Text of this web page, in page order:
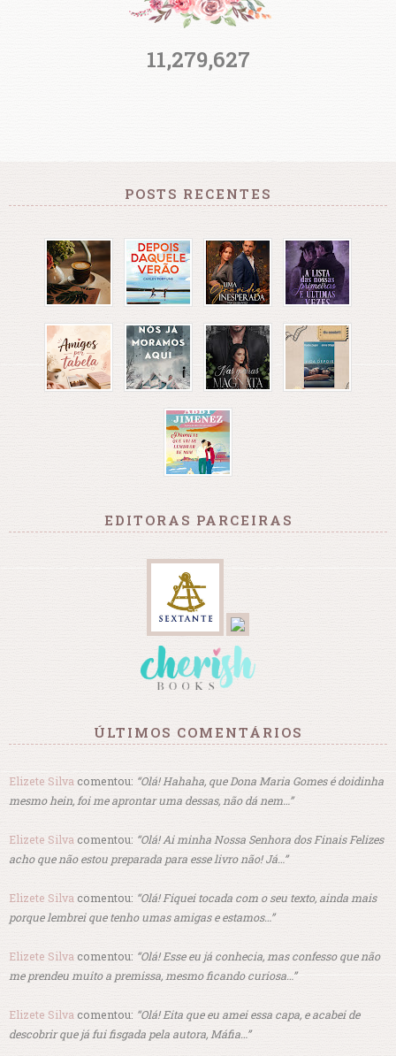
11,279,627
POSTS RECENTES
EDITORAS PARCEIRAS
ÚLTIMOS COMENTÁRIOS
Elizete Silva comentou: “Olá! Hahaha, que Dona Maria Gomes é doidinha
mesmo hein, foi me aprontar uma dessas, não dá nem…”
Elizete Silva comentou: “Olá! Ai minha Nossa Senhora dos Finais Felizes
acho que não estou preparada para esse livro não! Já…”
Elizete Silva comentou: “Olá! Fiquei tocada com o seu texto, ainda mais
porque lembrei que tenho umas amigas e estamos…”
Elizete Silva comentou: “Olá! Esse eu já conhecia, mas confesso que não
me prendeu muito a premissa, mesmo ficando curiosa…”
Elizete Silva comentou: “Olá! Eita que eu amei essa capa, e acabei de
descobrir que já fui fisgada pela autora, Máfia…”